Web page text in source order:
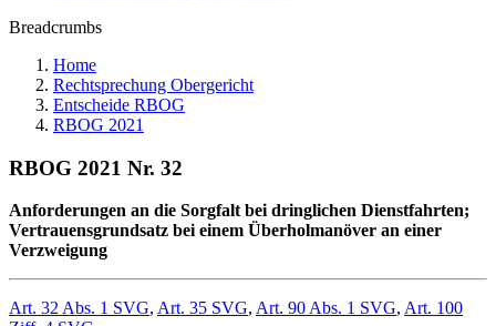
Breadcrumbs
Home
Rechtsprechung Obergericht
Entscheide RBOG
RBOG 2021
RBOG 2021 Nr. 32
Anforderungen an die Sorgfalt bei dringlichen Dienstfahrten;
Vertrauensgrundsatz bei einem Überholmanöver an einer
Verzweigung
Art. 32 Abs. 1 SVG, Art. 35 SVG, Art. 90 Abs. 1 SVG, Art. 100